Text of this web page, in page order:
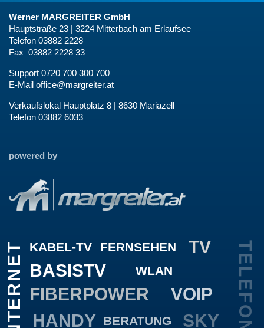
Werner MARGREITER GmbH
Hauptstraße 23 | 3224 Mitterbach am Erlaufsee
Telefon 03882 2228
Fax 03882 2228 33
Support 0720 700 300 700
E-Mail office@margreiter.at
Verkaufslokal Hauptplatz 8 | 8630 Mariazell
Telefon 03882 6033
powered by
KABEL-TV
INTERNET TELEFON
FERNSEHEN
TV
BASISTV
SKY
WLAN
FIBERPOWER VOIP
BERATUNG
HANDY